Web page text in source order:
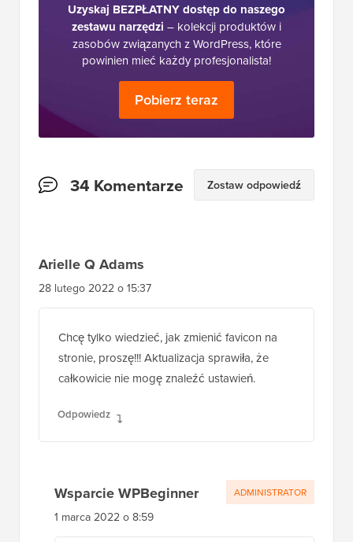
Uzyskaj BEZPŁATNY dostęp do naszego
zestawu narzędzi – kolekcji produktów i
zasobów związanych z WordPress, które
powinien mieć każdy profesjonalista!
Pobierz teraz
Interakcje
34 Komentarze Zostaw odpowiedź
Arielle Q Adams
28 lutego 2022 o 15:37
Chcę tylko wiedzieć, jak zmienić favicon na
stronie, proszę!!! Aktualizacja sprawiła, że
całkowicie nie mogę znaleźć ustawień.
Odpowiedz
Wsparcie WPBeginner
1 marca 2022 o 8:59
ADMINISTRATOR